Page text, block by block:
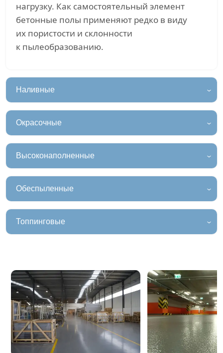
нагрузку. Как самостоятельный элемент
бетонные полы применяют редко в виду
их пористости и склонности
к пылеобразованию.
Наливные
Окрасочные
Высоконаполненные
Обеспыленные
Топпинговые